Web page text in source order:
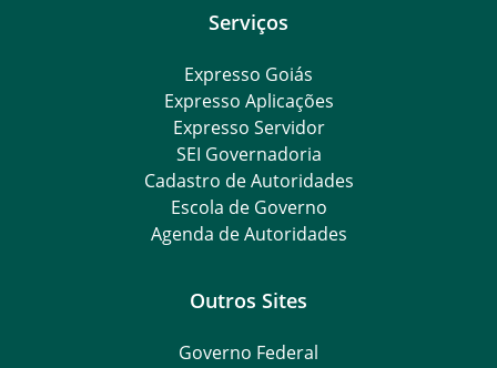
Serviços
Expresso Goiás
Expresso Aplicações
Expresso Servidor
SEI Governadoria
Cadastro de Autoridades
Escola de Governo
Agenda de Autoridades
Outros Sites
Governo Federal